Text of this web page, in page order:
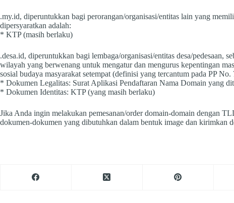
.my.id, diperuntukkan bagi perorangan/organisasi/entitas lain yang
dipersyaratkan adalah:
* KTP (masih berlaku)
.desa.id, diperuntukkan bagi lembaga/organisasi/entitas desa/pedesaan,
wilayah yang berwenang untuk mengatur dan mengurus kepentingan
sosial budaya masyarakat setempat (definisi yang tercantum pada PP
* Dokumen Legalitas: Surat Aplikasi Pendaftaran Nama Domain yang
* Dokumen Identitas: KTP (yang masih berlaku)
Jika Anda ingin melakukan pemesanan/order domain-domain dengan
dokumen-dokumen yang dibutuhkan dalam bentuk image dan kirimkan